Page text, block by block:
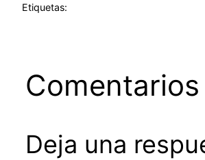
Etiquetas:
Comentarios
Deja una